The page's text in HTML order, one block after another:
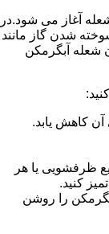
آغاز می شود.در
شدن گاز مانند
شعله آبگرمکن
آن کاهش یابد.
ظرفشویی یا هر
کنید.
را روشن